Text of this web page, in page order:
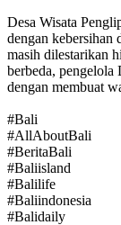
Desa Wisata
dengan kebersihan
masih dilestarikan
berbeda, pengelola
dengan membuat
#Bali
#AllAboutBali
#BeritaBali
#Baliisland
#Balilife
#Baliindonesia
#Balidaily